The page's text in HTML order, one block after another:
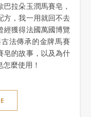
拉朵玉潤馬賽皂，
方，我一用就回不去
經獲得法國萬國博覽
法傳承的金牌馬賽
皂的故事，以及為什
麼使用！